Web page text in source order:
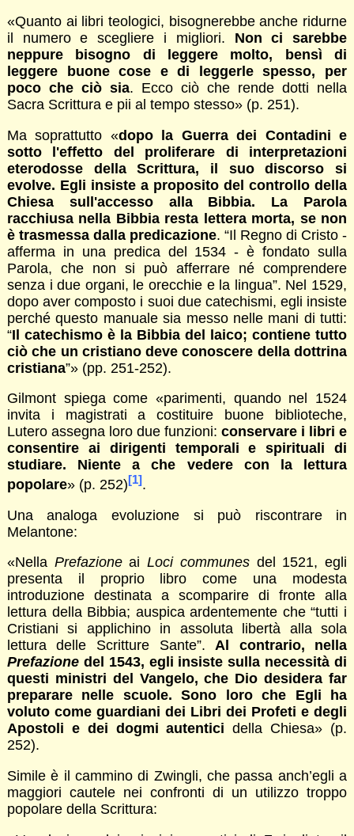
«Quanto ai libri teologici, bisognerebbe anche ridurne
il numero e scegliere i migliori. Non ci sarebbe
neppure bisogno di leggere molto, bensì di
leggere buone cose e di leggerle spesso, per
poco che ciò sia. Ecco ciò che rende dotti nella
Sacra Scrittura e pii al tempo stesso» (p. 251).
Ma soprattutto «dopo la Guerra dei Contadini e
sotto l'effetto del proliferare di interpretazioni
eterodosse della Scrittura, il suo discorso si
evolve. Egli insiste a proposito del controllo della
Chiesa sull'accesso alla Bibbia. La Parola
racchiusa nella Bibbia resta lettera morta, se non
è trasmessa dalla predicazione. “Il Regno di Cristo -
afferma in una predica del 1534 - è fondato sulla
Parola, che non si può afferrare né comprendere
senza i due organi, le orecchie e la lingua”. Nel 1529,
dopo aver composto i suoi due catechismi, egli insiste
perché questo manuale sia messo nelle mani di tutti:
“Il catechismo è la Bibbia del laico; contiene tutto
ciò che un cristiano deve conoscere della dottrina
cristiana”» (pp. 251-252).
Gilmont spiega come «parimenti, quando nel 1524
invita i magistrati a costituire buone biblioteche,
Lutero assegna loro due funzioni:conservare i libri e
consentire ai dirigenti temporali e spirituali di
studiare. Niente a che vedere con la lettura
popolare» (p. 252)[1].
Una analoga evoluzione si può riscontrare in
Melantone:
«Nella PrefazioneaiLoci communesdel 1521, egli
presenta il proprio libro come una modesta
introduzione destinata a scomparire di fronte alla
lettura della Bibbia; auspica ardentemente che “tutti i
Cristiani si applichino in assoluta libertà alla sola
lettura delle Scritture Sante”.Al contrario, nella
Prefazionedel 1543, egli insiste sulla necessità di
questi ministri del Vangelo, che Dio desidera far
preparare nelle scuole. Sono loro che Egli ha
voluto come guardiani dei Libri dei Profeti e degli
Apostoli e dei dogmi autentici della Chiesa» (p.
252).
Simile è il cammino di Zwingli, che passa anch’egli a
maggiori cautele nei confronti di un utilizzo troppo
popolare della Scrittura: